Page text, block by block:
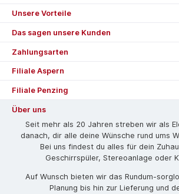
Unsere Vorteile
Das sagen unsere Kunden
Zahlungsarten
Filiale Aspern
Filiale Penzing
Über uns
Seit mehr als 20 Jahren streben wir als
danach, dir alle deine Wünsche rund ums
Bei uns findest du alles für dein
Geschirrspüler, Stereoanlage oder
Auf Wunsch bieten wir das Rund­um-
Planung bis hin zur Lieferung und